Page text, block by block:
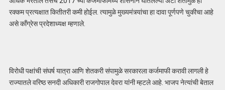
रक्कम प्रत्यक्षात कितीतरी कमी होईल. त्यामुळे मुख्यमंत्र्यांचा हा दावा पूर्णपणे चुकीचा आहे
असे काँग्रेस प्रदेशाध्यक्ष म्हणाले.
विरोधी पक्षांची संघर्ष यात्रा आणि शेतकरी संपामुळे सरकारला कर्जमाफी करावी लागली हे
राज्यातले वरिष्ठ सनदी अधिकारी राजगोपाल देवरा यांनी म्हटले आहे. भाजप नेत्यांची बेताल